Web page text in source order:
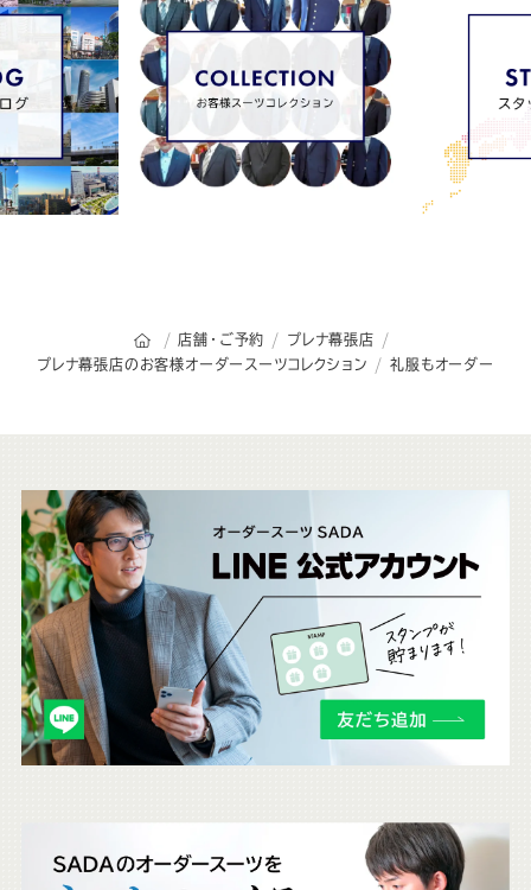
オーダースーツSADAのトップページ
店舗・ご予約
プレナ幕張店
プレナ幕張店のお客様オーダースーツコレクション
礼服もオーダー
こ
ち
ら
も
チ
ェ